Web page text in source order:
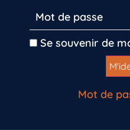
Se souvenir de
Mot de